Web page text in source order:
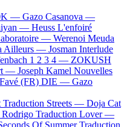
— Gazo Casanova —
— Heuss L'enfoiré
— Werenoi Meuda
Ailleurs — Josman Interlude
1 2 3 4 — ZOKUSH
— Joseph Kamel Nouvelles
Favé (FR) DIE — Gazo
Traduction Streets — Doja Cat
Traduction Lover —